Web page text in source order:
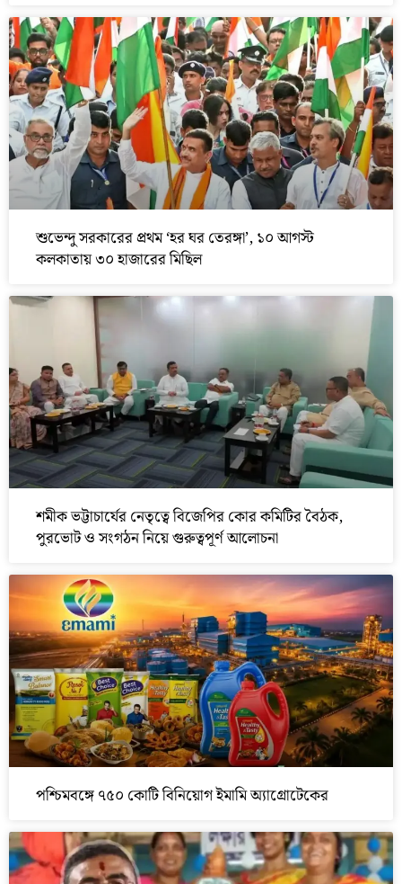
শুভেন্দু সরকারের প্রথম ‘হর ঘর তেরঙ্গা’, ১০ আগস্ট
কলকাতায় ৩০ হাজারের মিছিল
শমীক ভট্টাচার্যের নেতৃত্বে বিজেপির কোর কমিটির বৈঠক,
পুরভোট ও সংগঠন নিয়ে গুরুত্বপূর্ণ আলোচনা
পশ্চিমবঙ্গে ৭৫০ কোটি বিনিয়োগ ইমামি অ্যাগ্রোটেকের